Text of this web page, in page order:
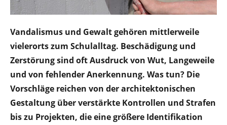
Vandalismus und Gewalt gehören mittlerweile
vielerorts zum Schulalltag. Beschädigung und
Zerstörung sind oft Ausdruck von Wut, Langeweile
und von fehlender Anerkennung. Was tun? Die
Vorschläge reichen von der architektonischen
Gestaltung über verstärkte Kontrollen und Strafen
bis zu Projekten, die eine größere Identifikation